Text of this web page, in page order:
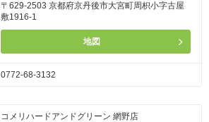
〒629-2503 京都府京丹後市大宮町周枳小字古屋
敷1916-1
地図
0772-68-3132
コメリハードアンドグリーン 網野店